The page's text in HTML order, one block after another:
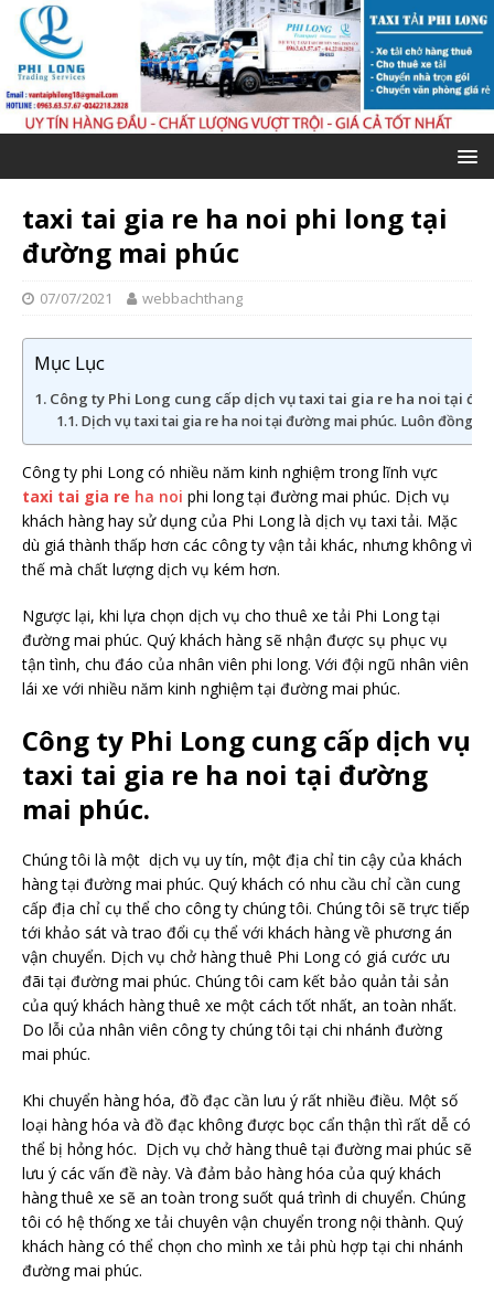
taxi tai gia re ha noi phi long tại
đường mai phúc
07/07/2021 webbachthang
Mục Lục
Công ty Phi Long cung cấp dịch vụ taxi tai gia re ha noi tại
Dịch vụ taxi tai gia re ha noi tại đường mai phúc. Luôn đồng
Công ty phi Long có nhiều năm kinh nghiệm trong lĩnh vực
taxi tai gia re ha noi phi long tại đường mai phúc. Dịch vụ
khách hàng hay sử dụng của Phi Long là dịch vụ taxi tải. Mặc
dù giá thành thấp hơn các công ty vận tải khác, nhưng không vì
thế mà chất lượng dịch vụ kém hơn.
Ngược lại, khi lựa chọn dịch vụ cho thuê xe tải Phi Long tại
đường mai phúc. Quý khách hàng sẽ nhận được sụ phục vụ
tận tình, chu đáo của nhân viên phi long. Với đội ngũ nhân viên
lái xe với nhiều năm kinh nghiệm tại đường mai phúc.
Công ty Phi Long cung cấp dịch vụ
taxi tai gia re ha noi tại đường
mai phúc.
Chúng tôi là một dịch vụ uy tín, một địa chỉ tin cậy của khách
hàng tại đường mai phúc. Quý khách có nhu cầu chỉ cần cung
cấp địa chỉ cụ thể cho công ty chúng tôi. Chúng tôi sẽ trực tiếp
tới khảo sát và trao đổi cụ thể với khách hàng về phương án
vận chuyển. Dịch vụ chở hàng thuê Phi Long có giá cước ưu
đãi tại đường mai phúc. Chúng tôi cam kết bảo quản tải sản
của quý khách hàng thuê xe một cách tốt nhất, an toàn nhất.
Do lỗi của nhân viên công ty chúng tôi tại chi nhánh đường
mai phúc.
Khi chuyển hàng hóa, đồ đạc cần lưu ý rất nhiều điều. Một số
loại hàng hóa và đồ đạc không được bọc cẩn thận thì rất dễ có
thể bị hỏng hóc. Dịch vụ chở hàng thuê tại đường mai phúc sẽ
lưu ý các vấn đề này. Và đảm bảo hàng hóa của quý khách
hàng thuê xe sẽ an toàn trong suốt quá trình di chuyển. Chúng
tôi có hệ thống xe tải chuyên vận chuyển trong nội thành. Quý
khách hàng có thể chọn cho mình xe tải phù hợp tại chi nhánh
đường mai phúc.